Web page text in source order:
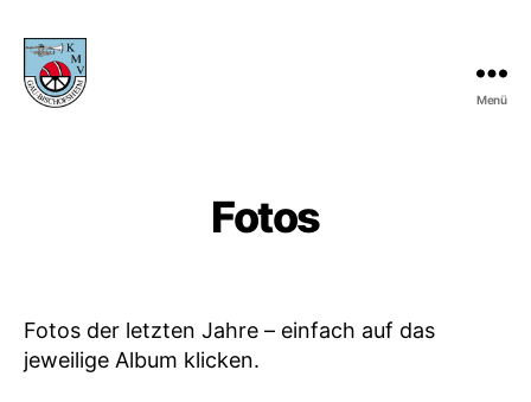
Menü
Fotos
Fotos der letzten Jahre – einfach auf das
jeweilige Album klicken.